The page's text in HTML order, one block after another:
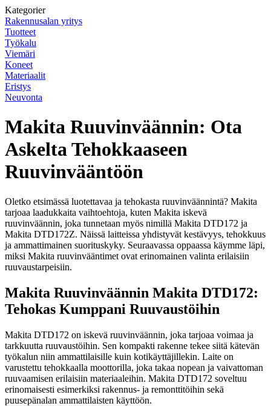
Kategorier
Rakennusalan yritys
Tuotteet
Työkalu
Viemäri
Koneet
Materiaalit
Eristys
Neuvonta
Makita Ruuvinväännin: Ota
Askelta Tehokkaaseen
Ruuvinvääntöön
Oletko etsimässä luotettavaa ja tehokasta ruuvinväännintä? Makita
tarjoaa laadukkaita vaihtoehtoja, kuten Makita iskevä
ruuvinväännin, joka tunnetaan myös nimillä Makita DTD172 ja
Makita DTD172Z. Näissä laitteissa yhdistyvät kestävyys, tehokkuus
ja ammattimainen suorituskyky. Seuraavassa oppaassa käymme läpi,
miksi Makita ruuvinvääntimet ovat erinomainen valinta erilaisiin
ruuvaustarpeisiin.
Makita Ruuvinväännin Makita DTD172:
Tehokas Kumppani Ruuvaustöihin
Makita DTD172 on iskevä ruuvinväännin, joka tarjoaa voimaa ja
tarkkuutta ruuvaustöihin. Sen kompakti rakenne tekee siitä kätevän
työkalun niin ammattilaisille kuin kotikäyttäjillekin. Laite on
varustettu tehokkaalla moottorilla, joka takaa nopean ja vaivattoman
ruuvaamisen erilaisiin materiaaleihin. Makita DTD172 soveltuu
erinomaisesti esimerkiksi rakennus- ja remonttitöihin sekä
puusepänalan ammattilaisten käyttöön.